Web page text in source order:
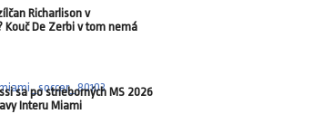
Richarlison v
Kouč De Zerbi v tom nemá
sa po strieborných MS 2026
Interu Miami